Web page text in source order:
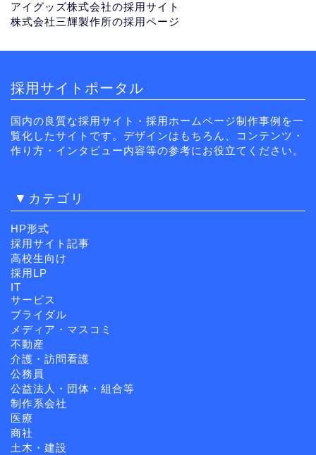
アイグッズ株式会社の採用サイト
株式会社三輝製作所の採用ページ
採用サイトポータル
国内の良質な採用サイト・採用ホームページ制作事例を一
覧化したサイトです。デザインはもちろん、コンテンツ・
作り方・インタビュー内容等の参考にお役立てください。
▼カテゴリ
HP形式
採用サイト記事
高校生向け
採用LP
IT
サービス
ブライダル
メディア・マスコミ
不動産
介護・訪問看護
公務員
公益法人・団体・組合等
制作系会社
医療
商社
土木・建設